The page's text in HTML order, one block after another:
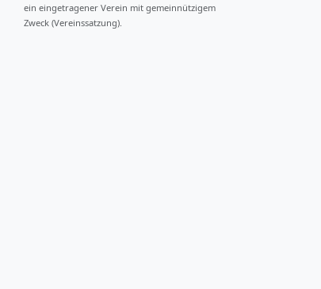
ein eingetragener Verein mit gemeinnützigem
Zweck (Vereinssatzung).